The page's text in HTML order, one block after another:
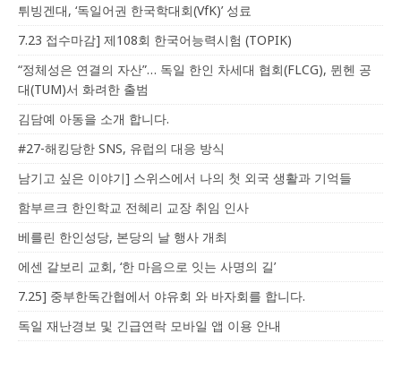
튀빙겐대, ‘독일어권 한국학대회(VfK)’ 성료
7.23 접수마감] 제108회 한국어능력시험 (TOPIK)
“정체성은 연결의 자산”… 독일 한인 차세대 협회(FLCG), 뮌헨 공
대(TUM)서 화려한 출범
김담예 아동을 소개 합니다.
#27-해킹당한 SNS, 유럽의 대응 방식
남기고 싶은 이야기] 스위스에서 나의 첫 외국 생활과 기억들
함부르크 한인학교 전혜리 교장 취임 인사
베를린 한인성당, 본당의 날 행사 개최
에센 갈보리 교회, ‘한 마음으로 잇는 사명의 길’
7.25] 중부한독간협에서 야유회 와 바자회를 합니다.
독일 재난경보 및 긴급연락 모바일 앱 이용 안내